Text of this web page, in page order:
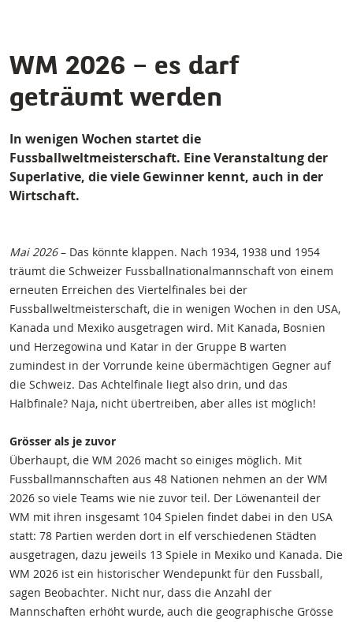
WM 2026 – es darf
geträumt werden
In wenigen Wochen startet die
Fussballweltmeisterschaft. Eine Veranstaltung der
Superlative, die viele Gewinner kennt, auch in der
Wirtschaft.
Mai 2026– Das könnte klappen. Nach 1934, 1938 und 1954
träumt die Schweizer Fussballnationalmannschaft von einem
erneuten Erreichen des Viertelfinales bei der
Fussballweltmeisterschaft, die in wenigen Wochen in den USA,
Kanada und Mexiko ausgetragen wird. Mit Kanada, Bosnien
und Herzegowina und Katar in der Gruppe B warten
zumindest in der Vorrunde keine übermächtigen Gegner auf
die Schweiz. Das Achtelfinale liegt also drin, und das
Halbfinale? Naja, nicht übertreiben, aber alles ist möglich!
Grösser als je zuvor
Überhaupt, die WM 2026 macht so einiges möglich. Mit
Fussballmannschaften aus 48 Nationen nehmen an der WM
2026 so viele Teams wie nie zuvor teil. Der Löwenanteil der
WM mit ihren insgesamt 104 Spielen findet dabei in den USA
statt: 78 Partien werden dort in elf verschiedenen Städten
ausgetragen, dazu jeweils 13 Spiele in Mexiko und Kanada. Die
WM 2026 ist ein historischer Wendepunkt für den Fussball,
sagen Beobachter. Nicht nur, dass die Anzahl der
Mannschaften erhöht wurde, auch die geographische Grösse